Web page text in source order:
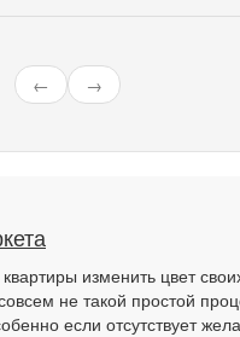
← →
изменить цвет
не такой простой
если отсутствует